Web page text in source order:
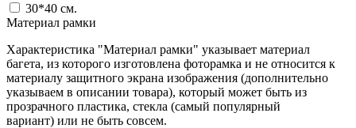
30*40 см.
Материал рамки
Характеристика "Материал рамки" указывает материал
багета, из которого изготовлена фоторамка и не относится к
материалу защитного экрана изображения (дополнительно
указываем в описании товара), который может быть из
прозрачного пластика, стекла (самый популярный
вариант) или не быть совсем.